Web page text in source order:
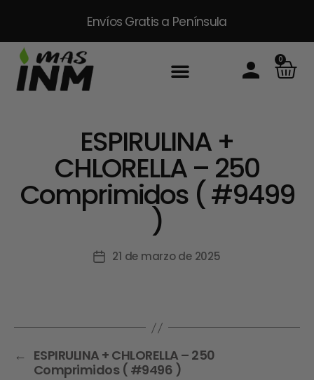
Envíos Gratis a Península
0
ESPIRULINA +
CHLORELLA – 250
Comprimidos ( #9499
)
21 de marzo de 2025
← ESPIRULINA + CHLORELLA – 250
Comprimidos ( #9496 )